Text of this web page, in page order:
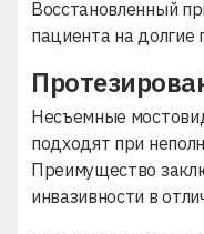
Восстановленный
пациента на долгие
Несъемные
подходят при
Преимущество
инвазивности в